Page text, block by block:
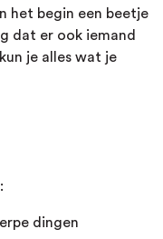
het begin een beetje
dat er ook iemand
je alles wat je
dingen